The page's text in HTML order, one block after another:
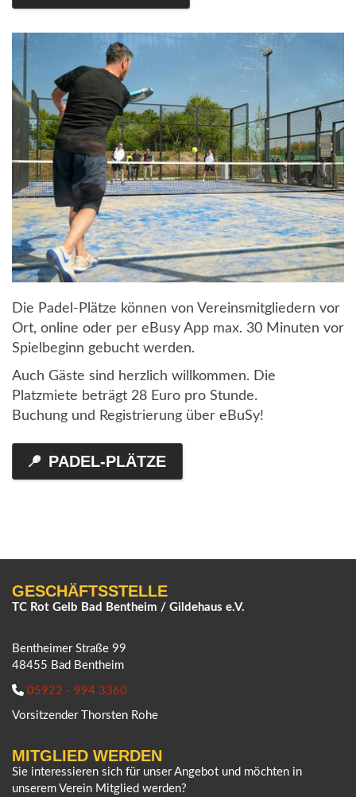
Die Padel-Plätze können von Vereinsmitgliedern vor
Ort, online oder per eBusy App max. 30 Minuten vor
Spielbeginn gebucht werden.
Auch Gäste sind herzlich willkommen. Die
Platzmiete beträgt 28 Euro pro Stunde.
Buchung und Registrierung über eBuSy!
PADEL-PLÄTZE
GESCHÄFTSSTELLE
TC Rot Gelb Bad Bentheim / Gildehaus e.V.
Bentheimer Straße 99
48455 Bad Bentheim
05922 - 994 3360
Vorsitzender Thorsten Rohe
MITGLIED WERDEN
Sie interessieren sich für unser Angebot und möchten in
unserem Verein Mitglied werden?